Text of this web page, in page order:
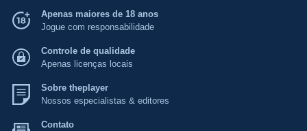
Apenas maiores de 18 anos
Jogue com responsabilidade
Controle de qualidade
Apenas licenças locais
Sobre theplayer
Nossos especialistas & editores
Contato